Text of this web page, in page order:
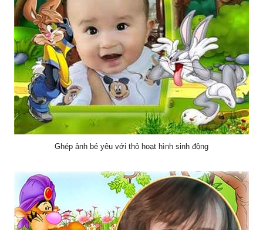
Ghép ảnh bé yêu với thỏ hoạt hình sinh động